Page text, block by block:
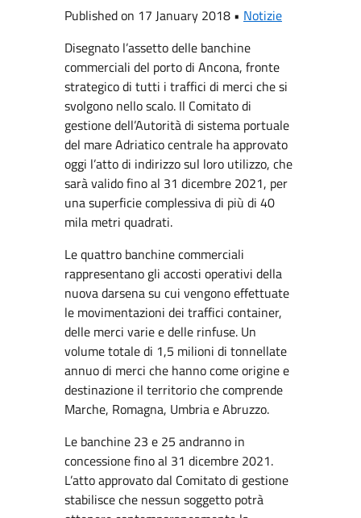
Published on 17 January 2018 • Notizie
Disegnato l’assetto delle banchine
commerciali del porto di Ancona, fronte
strategico di tutti i traffici di merci che si
svolgono nello scalo. Il Comitato di
gestione dell’Autorità di sistema portuale
del mare Adriatico centrale ha approvato
oggi l’atto di indirizzo sul loro utilizzo, che
sarà valido fino al 31 dicembre 2021, per
una superficie complessiva di più di 40
mila metri quadrati.
Le quattro banchine commerciali
rappresentano gli accosti operativi della
nuova darsena su cui vengono effettuate
le movimentazioni dei traffici container,
delle merci varie e delle rinfuse. Un
volume totale di 1,5 milioni di tonnellate
annuo di merci che hanno come origine e
destinazione il territorio che comprende
Marche, Romagna, Umbria e Abruzzo.
Le banchine 23 e 25 andranno in
concessione fino al 31 dicembre 2021.
L’atto approvato dal Comitato di gestione
stabilisce che nessun soggetto potrà